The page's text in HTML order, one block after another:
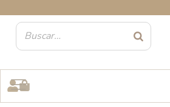
contenido